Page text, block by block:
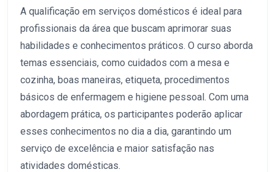
A qualificação em serviços domésticos é ideal para
profissionais da área que buscam aprimorar suas
habilidades e conhecimentos práticos. O curso aborda
temas essenciais, como cuidados com a mesa e
cozinha, boas maneiras, etiqueta, procedimentos
básicos de enfermagem e higiene pessoal. Com uma
abordagem prática, os participantes poderão aplicar
esses conhecimentos no dia a dia, garantindo um
serviço de excelência e maior satisfação nas
atividades domésticas.